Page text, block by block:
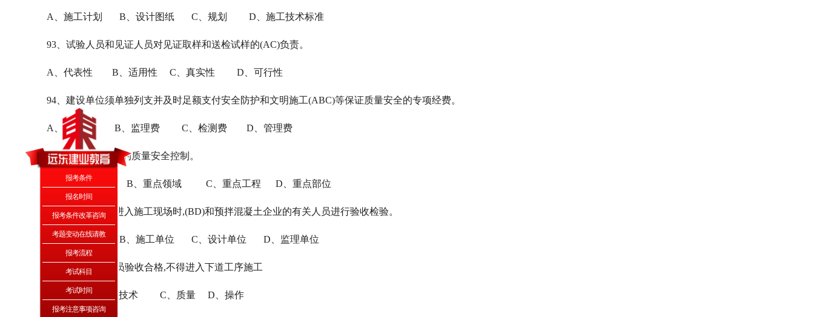
A、施工计划 B、设计图纸 C、规划 D、施工技术标准
93、试验人员和见证人员对见证取样和送检试样的(AC)负责。
A、代表性 B、适用性 C、真实性 D、可行性
94、建设单位须单独列支并及时足额支付安全防护和文明施工(ABC)等保证质量安全的专项经费。
A、措施费 B、监理费 C、检测费 D、管理费
95、强化对(BCD)的质量安全控制。
A、重点地区 B、重点领域 C、重点工程 D、重点部位
96、预拌混凝土进入施工现场时,(BD)和预拌混凝土企业的有关人员进行验收检验。
A、建设单位 B、施工单位 C、设计单位 D、监理单位
97、未经(AC)人员验收合格,不得进入下道工序施工
A、监理 B、技术 C、质量 D、操作
报考条件
报名时间
报考条件改革咨询
考题变动在线请教
报考流程
考试科目
考试时间
报考注意事项咨询